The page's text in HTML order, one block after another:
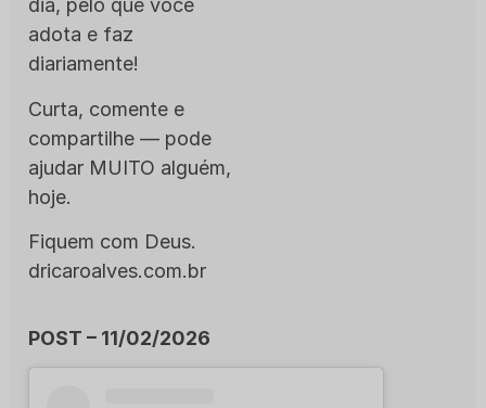
dia, pelo que você
adota e faz
diariamente!
Curta, comente e
compartilhe — pode
ajudar MUITO alguém,
hoje.
Fiquem com Deus.
dricaroalves.com.br
POST – 11/02/2026